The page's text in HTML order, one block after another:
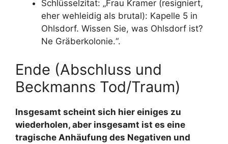
Schlüsselzitat: „Frau Kramer (resigniert,
eher wehleidig als brutal): Kapelle 5 in
Ohlsdorf. Wissen Sie, was Ohlsdorf ist?
Ne Gräberkolonie.“.
Ende (Abschluss und
Beckmanns Tod/Traum)
Insgesamt scheint sich hier einiges zu
wiederholen, aber insgesamt ist es eine
tragische Anhäufung des Negativen und